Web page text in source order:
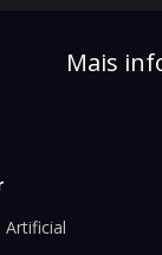
Mais
Artificial